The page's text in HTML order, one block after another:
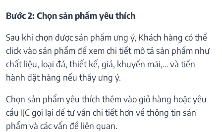
Bước 2: Chọn sản phẩm yêu thích
Sau khi chọn được sản phẩm ưng ý, Khách hàng có thể
click vào sản phẩm để xem chi tiết mô tả sản phẩm như
chất liệu, loại đá, thiết kế, giá, khuyến mãi,… và tiến
hành đặt hàng nếu thấy ưng ý.
Chọn sản phẩm yêu thích thêm vào giỏ hàng hoặc yêu
cầu IJC gọi lại để tư vấn chi tiết hơn về thông tin sản
phẩm và các vấn đề liên quan.